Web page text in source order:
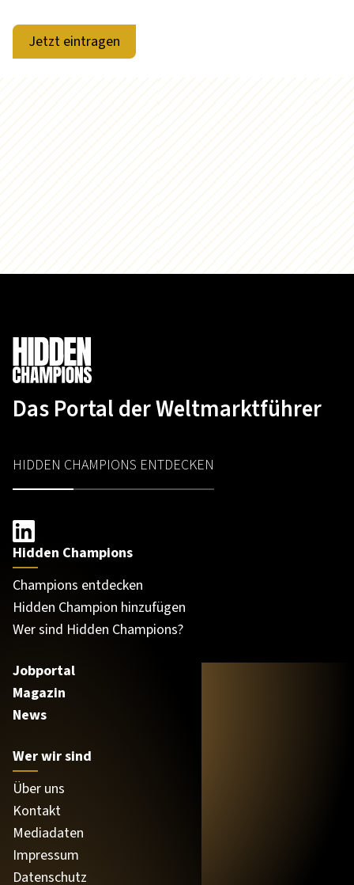
Jetzt eintragen
Das Portal der Weltmarktführer
HIDDEN CHAMPIONS ENTDECKEN
Hidden Champions
Champions entdecken
Hidden Champion hinzufügen
Wer sind Hidden Champions?
Jobportal
Magazin
News
Wer wir sind
Über uns
Kontakt
Mediadaten
Impressum
Datenschutz